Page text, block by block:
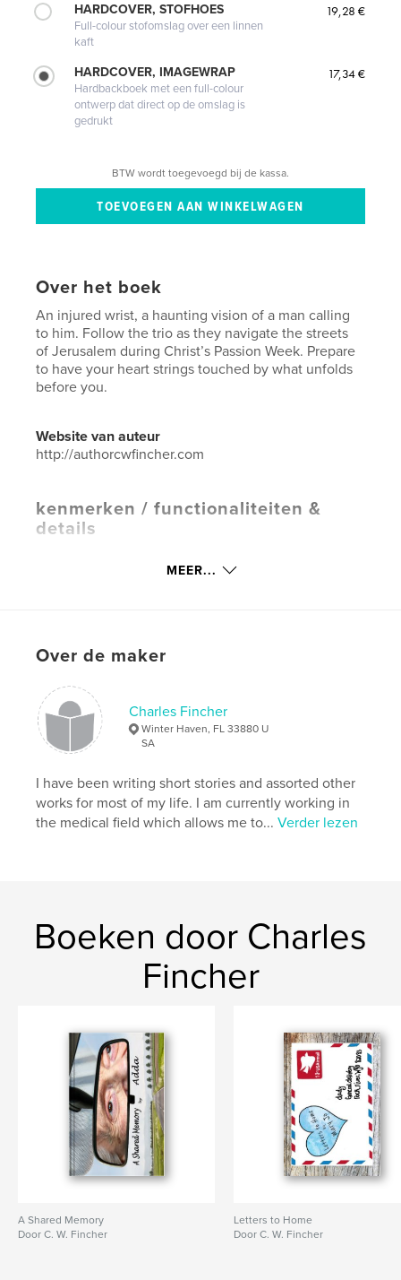
HARDCOVER, STOFHOES
Full-colour stofomslag over een linnen
kaft
19,28 €
HARDCOVER, IMAGEWRAP
Hardbackboek met een full-colour
ontwerp dat direct op de omslag is
gedrukt
17,34 €
BTW wordt toegevoegd bij de kassa.
Over het boek
An injured wrist, a haunting vision of a man calling
to him. Follow the trio as they navigate the streets
of Jerusalem during Christ’s Passion Week. Prepare
to have your heart strings touched by what unfolds
before you.
Website van auteur
http://authorcwfincher.com
kenmerken / functionaliteiten &
details
TaalEnglish
Trefwoorden
Biblical historical , fiction
inspirational
MEER...
Over de maker
Charles Fincher
Winter Haven, FL 33880 U
SA
I have been writing short stories and assorted other
works for most of my life. I am currently working in
the medical field which allows me to...Verder lezen
Boeken door Charles
Fincher
A Shared Memory
Door C. W. Fincher
Letters to Home
Door C. W. Fincher